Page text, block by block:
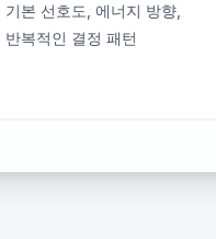
기본 선호도, 에너지 방향,
반복적인 결정 패턴